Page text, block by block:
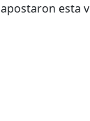
apostaron esta